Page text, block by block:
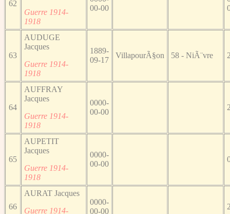
62
Guerre 1914-
1918
00-00
63
AUDUGE
Jacques
Guerre 1914-
1918
1889-
09-17
VillapourÃ§on 58 - NiÃ¨vre
64
AUFFRAY
Jacques
Guerre 1914-
1918
0000-
00-00
65
AUPETIT
Jacques
Guerre 1914-
1918
0000-
00-00
66
AURAT Jacques
Guerre 1914-
0000-
00-00